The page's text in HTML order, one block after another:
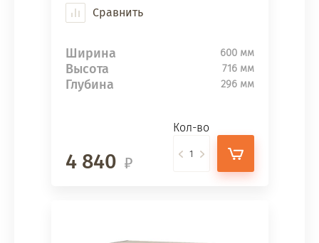
Сравнить
Ширина 600 мм
Высота 716 мм
Глубина 296 мм
4 840
Кол-во